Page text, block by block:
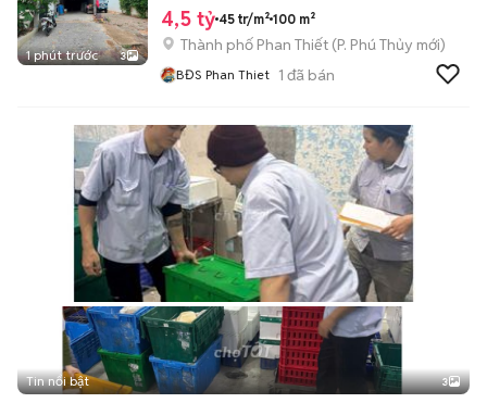
1 phút trước 3
4,5 tỷ 45 tr/m² 100 m²
Thành phố Phan Thiết (P. Phú Thủy mới)
BĐS Phan Thiet 1 đã bán
Tin nổi bật 3